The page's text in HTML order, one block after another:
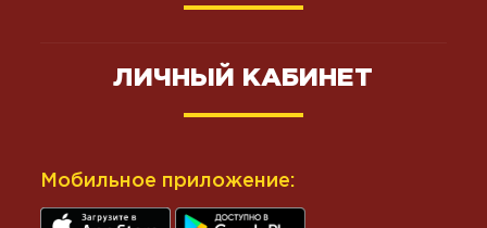
ЛИЧНЫЙ КАБИНЕТ
Мобильное приложение: